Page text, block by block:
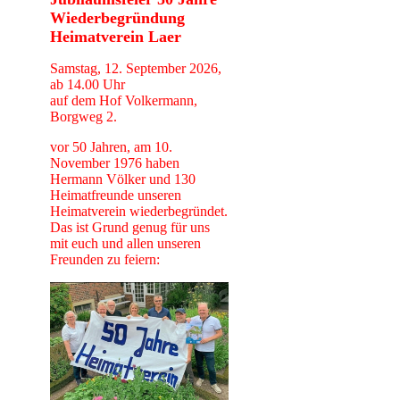
Wiederbegründung
Heimatverein Laer
Samstag, 12. September 2026,
ab 14.00 Uhr
auf dem Hof Volkermann,
Borgweg 2.
vor 50 Jahren, am 10.
November 1976 haben
Hermann Völker und 130
Heimatfreunde unseren
Heimatverein wiederbegründet.
Das ist Grund genug für uns
mit euch und allen unseren
Freunden zu feiern: